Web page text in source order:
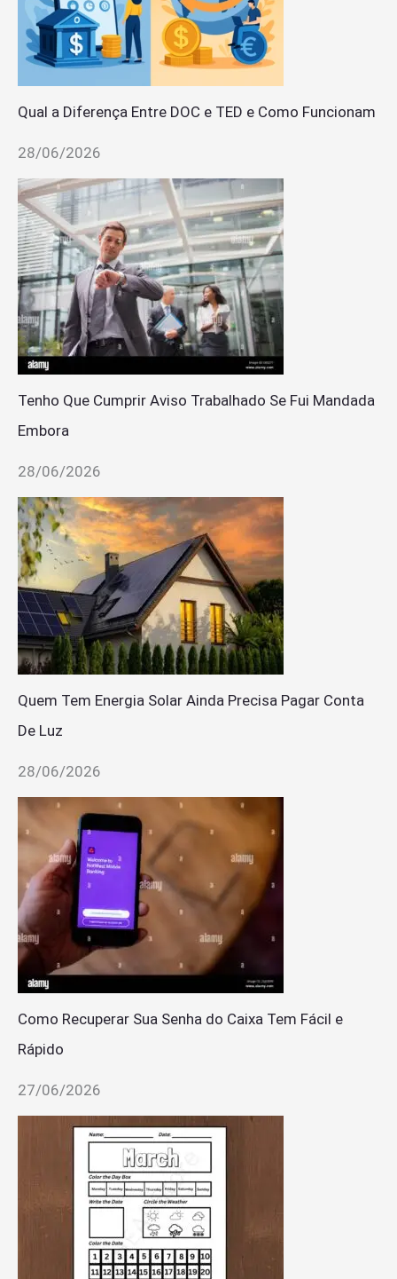
Qual a Diferença Entre DOC e TED e Como Funcionam
28/06/2026
Tenho Que Cumprir Aviso Trabalhado Se Fui Mandada
Embora
28/06/2026
Quem Tem Energia Solar Ainda Precisa Pagar Conta
De Luz
28/06/2026
Como Recuperar Sua Senha do Caixa Tem Fácil e
Rápido
27/06/2026